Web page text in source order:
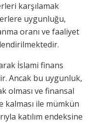
karşılamak
uygunluğu,
oranı ve faaliyet
İslami finans
Ancak bu uygunluk,
olması ve finansal
ile mümkün
katılım endeksine